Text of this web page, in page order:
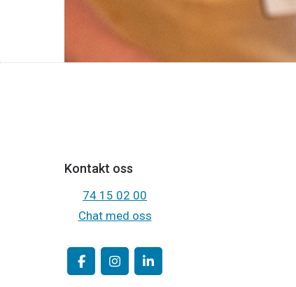
Kontakt oss
74 15 02 00
Chat med oss